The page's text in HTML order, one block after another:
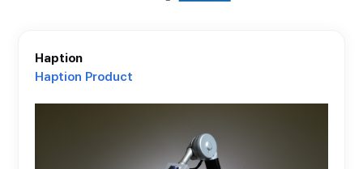
Haption
Haption Product